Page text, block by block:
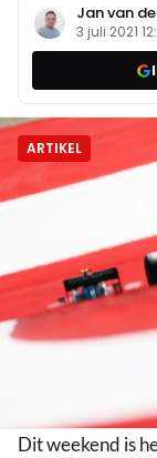
Jan van
3 juli 2021
ARTIKEL
Dit weekend is